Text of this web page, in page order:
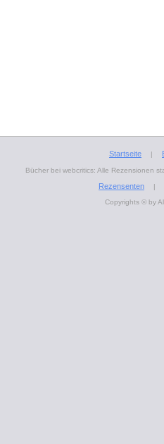
Startseite |
Bücher bei webcritics: Alle Rezensionen
Rezensenten
|
Copyrights © by